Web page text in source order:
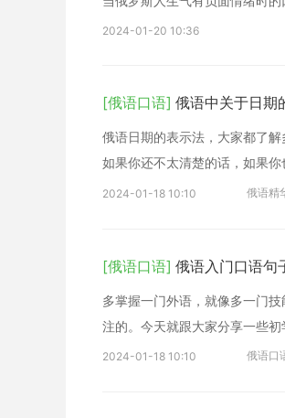
2024-01-20 10:36
[俄语口语] 俄语中关于日期
俄语日期的表示法，大家都了
如果你还不太清楚的话，如果
2024-01-18 10:10 俄语精
[俄语口语] 俄语入门口语句
多掌握一门外语，就像多一门
注的。今天就跟大家分享一些
2024-01-18 10:10 俄语口